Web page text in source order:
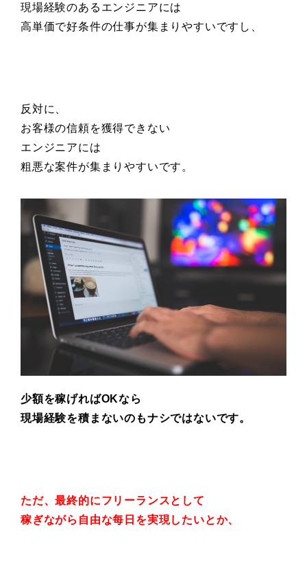
現場経験のあるエンジニアには
高単価で好条件の仕事が集まりやすいですし、
反対に、
お客様の信頼を獲得できない
エンジニアには
粗悪な案件が集まりやすいです。
少額を稼げればOKなら
現場経験を積まないのもナシではないです。
ただ、最終的にフリーランスとして
稼ぎながら自由な每日を実現したいとか、